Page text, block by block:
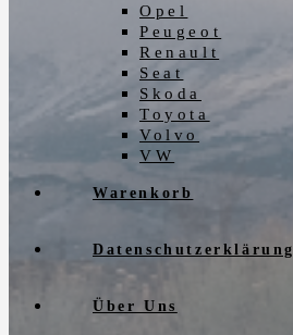
Opel
Peugeot
Renault
Seat
Skoda
Toyota
Volvo
VW
Warenkorb
Datenschutzerklärung
Über Uns